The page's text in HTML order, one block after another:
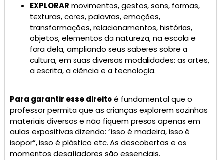
EXPLORAR movimentos, gestos, sons, formas,
texturas, cores, palavras, emoções,
transformações, relacionamentos, histórias,
objetos, elementos da natureza, na escola e
fora dela, ampliando seus saberes sobre a
cultura, em suas diversas modalidades: as artes,
a escrita, a ciência e a tecnologia.
Para garantir esse direitoé fundamental que o
professor permita que as crianças explorem sozinhas
materiais diversos e não fiquem presos apenas em
aulas expositivas dizendo: “isso é madeira, isso é
isopor”, isso é plástico etc. As descobertas e os
momentos desafiadores são essenciais.